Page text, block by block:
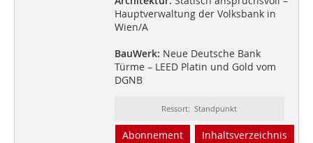
Hauptverwaltung der Volksbank in
Wien/A
BauWerk: Neue Deutsche Bank
Türme – LEED Platin und Gold vom
DGNB
Ressort: Standpunkt
Abonnement Inhaltsverzeichnis